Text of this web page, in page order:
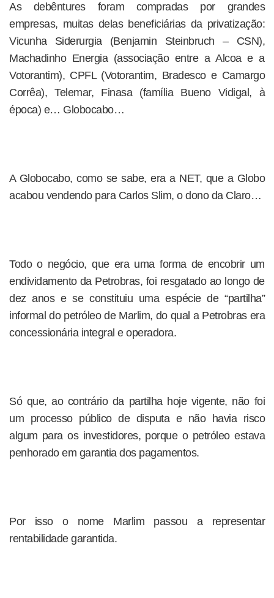
As debêntures foram compradas por grandes
empresas, muitas delas beneficiárias da privatização:
Vicunha Siderurgia (Benjamin Steinbruch – CSN),
Machadinho Energia (associação entre a Alcoa e a
Votorantim), CPFL (Votorantim, Bradesco e Camargo
Corrêa), Telemar, Finasa (família Bueno Vidigal, à
época) e… Globocabo…
A Globocabo, como se sabe, era a NET, que a Globo
acabou vendendo para Carlos Slim, o dono da Claro…
Todo o negócio, que era uma forma de encobrir um
endividamento da Petrobras, foi resgatado ao longo de
dez anos e se constituiu uma espécie de “partilha”
informal do petróleo de Marlim, do qual a Petrobras era
concessionária integral e operadora.
Só que, ao contrário da partilha hoje vigente, não foi
um processo público de disputa e não havia risco
algum para os investidores, porque o petróleo estava
penhorado em garantia dos pagamentos.
Por isso o nome Marlim passou a representar
rentabilidade garantida.